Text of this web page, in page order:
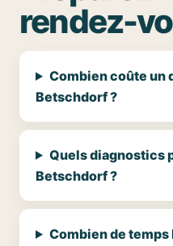
rendez-
Combien coûte un
Betschdorf ?
Quels diagnostics
Betschdorf ?
Combien de